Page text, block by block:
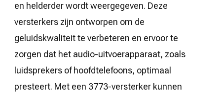
en helderder wordt weergegeven. Deze
versterkers zijn ontworpen om de
geluidskwaliteit te verbeteren en ervoor te
zorgen dat het audio-uitvoerapparaat, zoals
luidsprekers of hoofdtelefoons, optimaal
presteert. Met een 3773-versterker kunnen